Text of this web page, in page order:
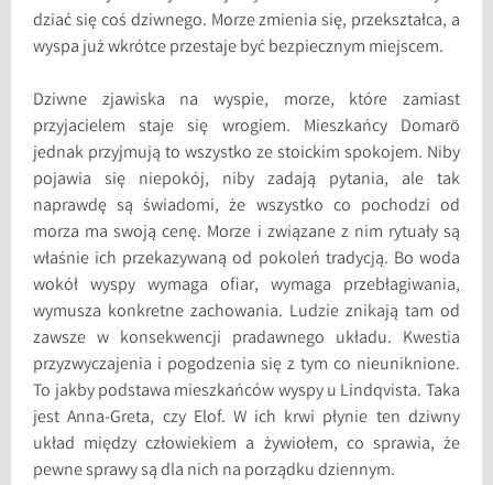
dziać się coś dziwnego. Morze zmienia się, przekształca, a
wyspa już wkrótce przestaje być bezpiecznym miejscem.
Dziwne zjawiska na wyspie, morze, które zamiast
przyjacielem staje się wrogiem. Mieszkańcy Domarö
jednak przyjmują to wszystko ze stoickim spokojem. Niby
pojawia się niepokój, niby zadają pytania, ale tak
naprawdę są świadomi, że wszystko co pochodzi od
morza ma swoją cenę. Morze i związane z nim rytuały są
właśnie ich przekazywaną od pokoleń tradycją. Bo woda
wokół wyspy wymaga ofiar, wymaga przebłagiwania,
wymusza konkretne zachowania. Ludzie znikają tam od
zawsze w konsekwencji pradawnego układu. Kwestia
przyzwyczajenia i pogodzenia się z tym co nieuniknione.
To jakby podstawa mieszkańców wyspy u Lindqvista. Taka
jest Anna-Greta, czy Elof. W ich krwi płynie ten dziwny
układ między człowiekiem a żywiołem, co sprawia, że
pewne sprawy są dla nich na porządku dziennym.